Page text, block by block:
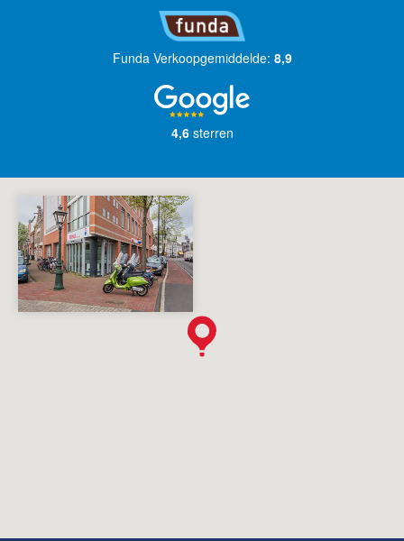
Funda Verkoopgemiddelde: 8,9
4,6sterren